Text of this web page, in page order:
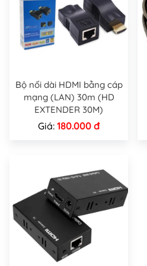
Bộ nối dài HDMI bằng cáp
mạng (LAN) 30m (HD
EXTENDER 30M)
Giá: 180.000 đ